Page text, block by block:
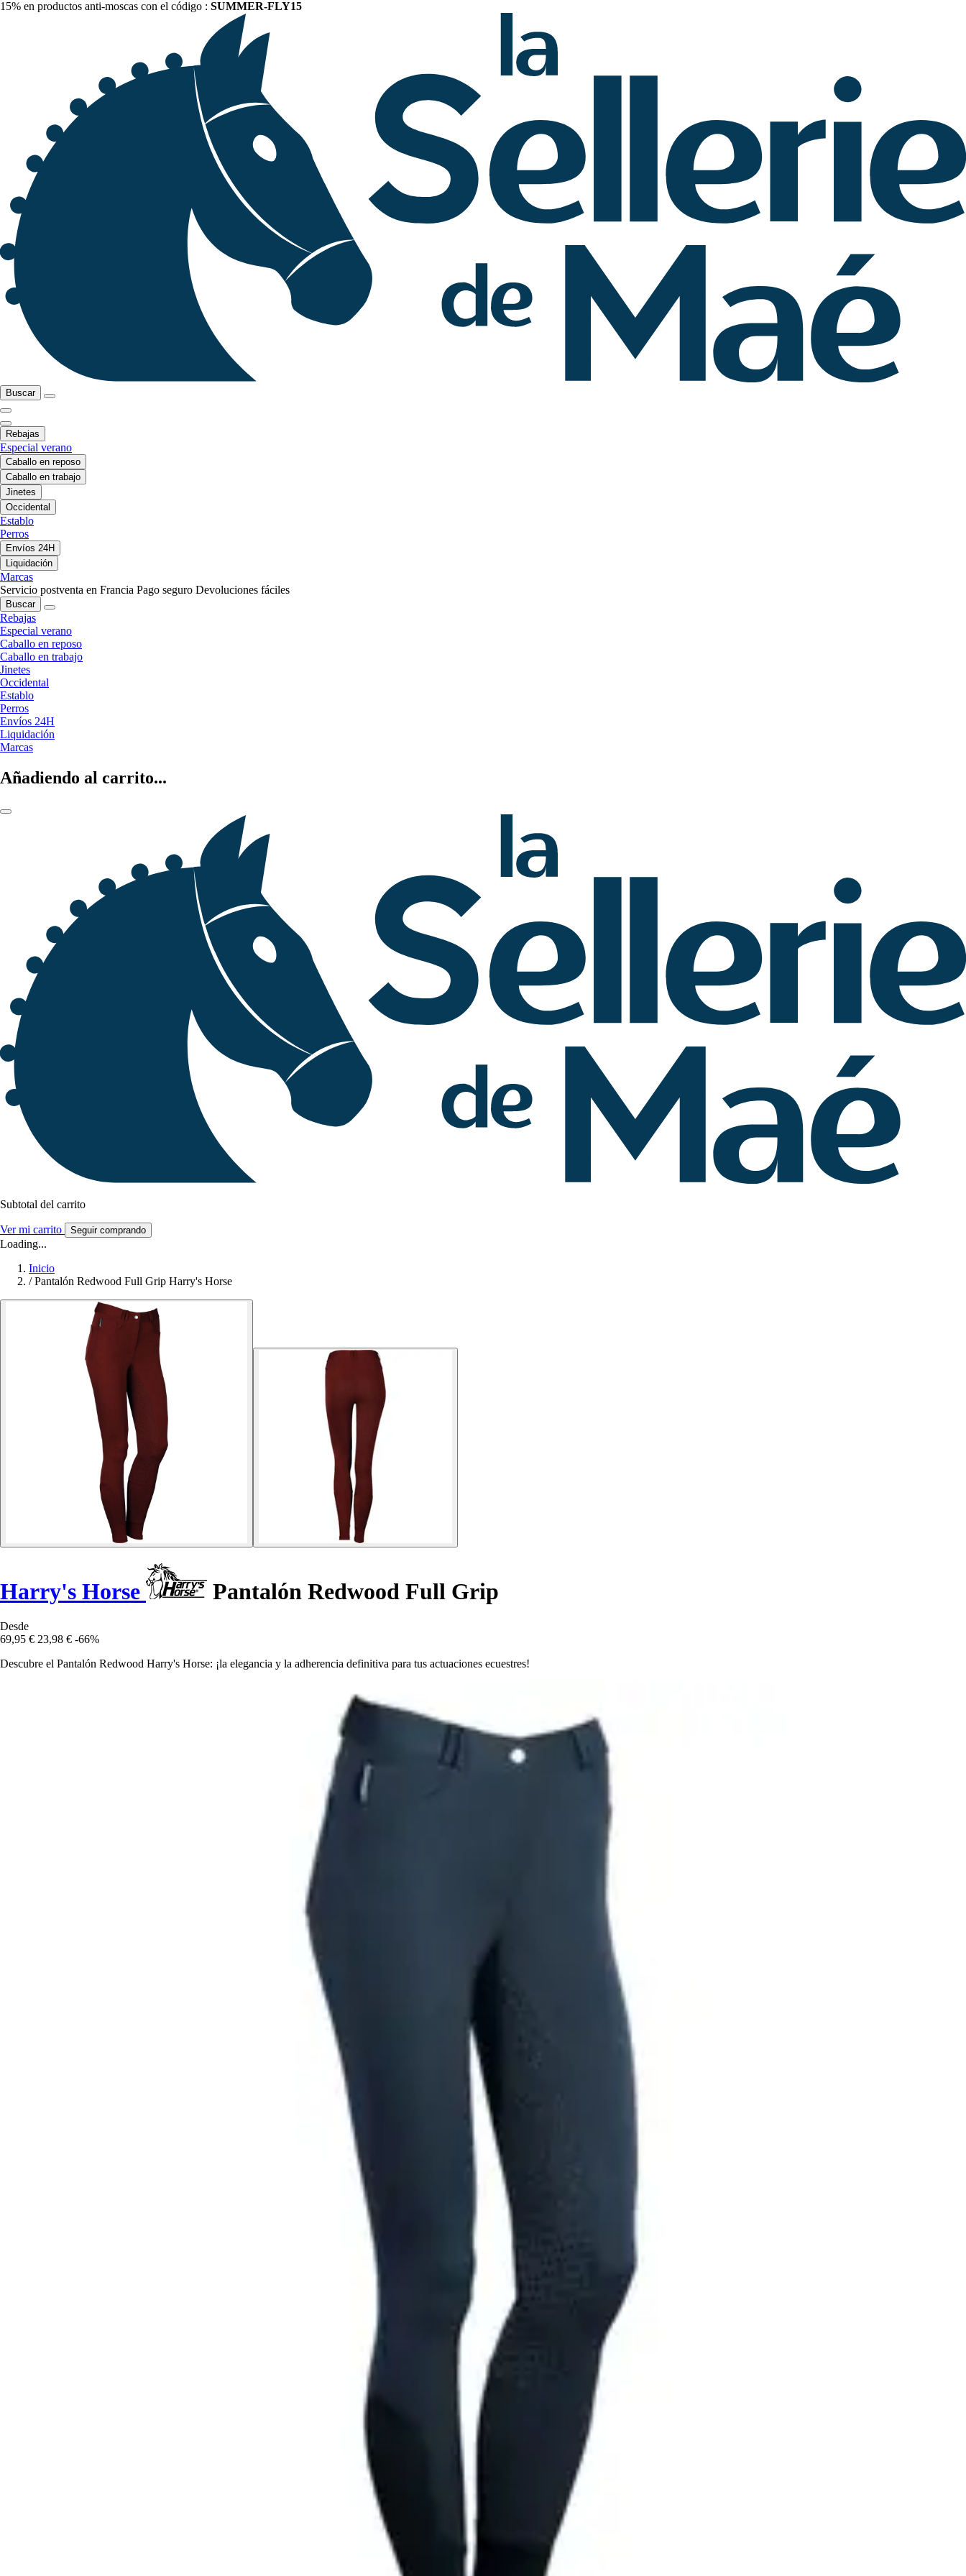
15% en productos anti-moscas con el código : SUMMER-FLY15
Buscar
Rebajas
Especial verano
Caballo en reposo
Caballo en trabajo
Jinetes
Occidental
Establo
Perros
Envíos 24H
Liquidación
Marcas
Servicio postventa en Francia Pago seguro Devoluciones fáciles
Buscar
Rebajas
Especial verano
Caballo en reposo
Caballo en trabajo
Jinetes
Occidental
Establo
Perros
Envíos 24H
Liquidación
Marcas
Añadiendo al carrito...
Subtotal del carrito
Ver mi carrito Seguir comprando
Loading...
Inicio
/ Pantalón Redwood Full Grip Harry's Horse
Harry's Horse Pantalón Redwood Full Grip
Desde
69,95 € 23,98 € -66%
Descubre el Pantalón Redwood Harry's Horse: ¡la elegancia y la adherencia definitiva para tus actuaciones ecuestres!